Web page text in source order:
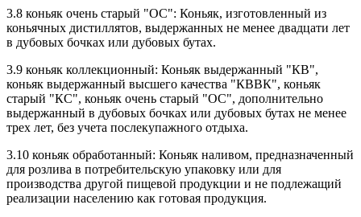
3.8 коньяк очень старый "ОС": Коньяк, изготовленный из
коньячных дистиллятов, выдержанных не менее двадцати лет
в дубовых бочках или дубовых бутах.
3.9 коньяк коллекционный: Коньяк выдержанный "КB",
коньяк выдержанный высшего качества "КВВК", коньяк
старый "КС", коньяк очень старый "ОС", дополнительно
выдержанный в дубовых бочках или дубовых бутах не менее
трех лет, без учета послекупажного отдыха.
3.10 коньяк обработанный: Коньяк наливом, предназначенный
для розлива в потребительскую упаковку или для
производства другой пищевой продукции и не подлежащий
реализации населению как готовая продукция.